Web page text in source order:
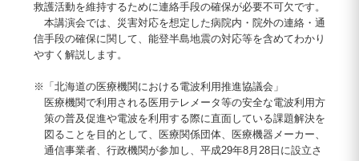
救護活動を維持するために連絡手段の確保が必要不可欠です。
本講演会では、災害対応を想定した病院内・院外の連絡・通
信手段の確保に関して、能登半島地震の対応等を含めてわかり
やすく解説します。
※「北海道の医療機関における電波利用推進協議会」
医療機関で利用される医用テレメータ等の安全な電波利用方
策の普及促進や電波を利用する際に直面している課題解決を
図ることを目的として、医療関係団体、医療機器メーカー、
通信事業者、行政機関が参加し、平成29年8月28日に設立さ